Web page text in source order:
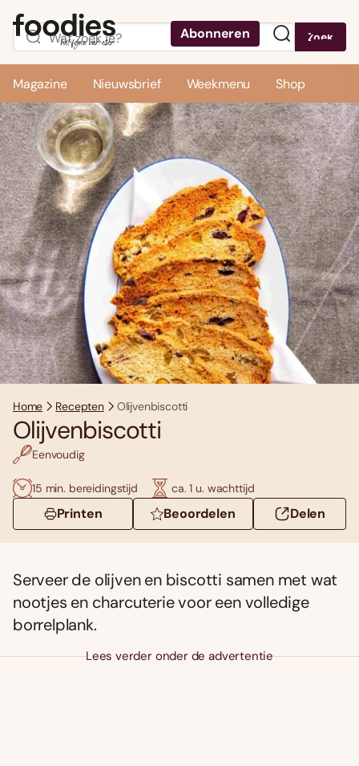
Abonneren Zoek
Magazine Nieuwsbrief Weekmenu Shop
Home Recepten Olijvenbiscotti
Olijvenbiscotti
Eenvoudig
15 min. bereidingstijd ca. 1 u. wachttijd
Printen Beoordelen Delen
Serveer de olijven en biscotti samen met wat
nootjes en charcuterie voor een volledige
borrelplank.
Lees verder onder de advertentie